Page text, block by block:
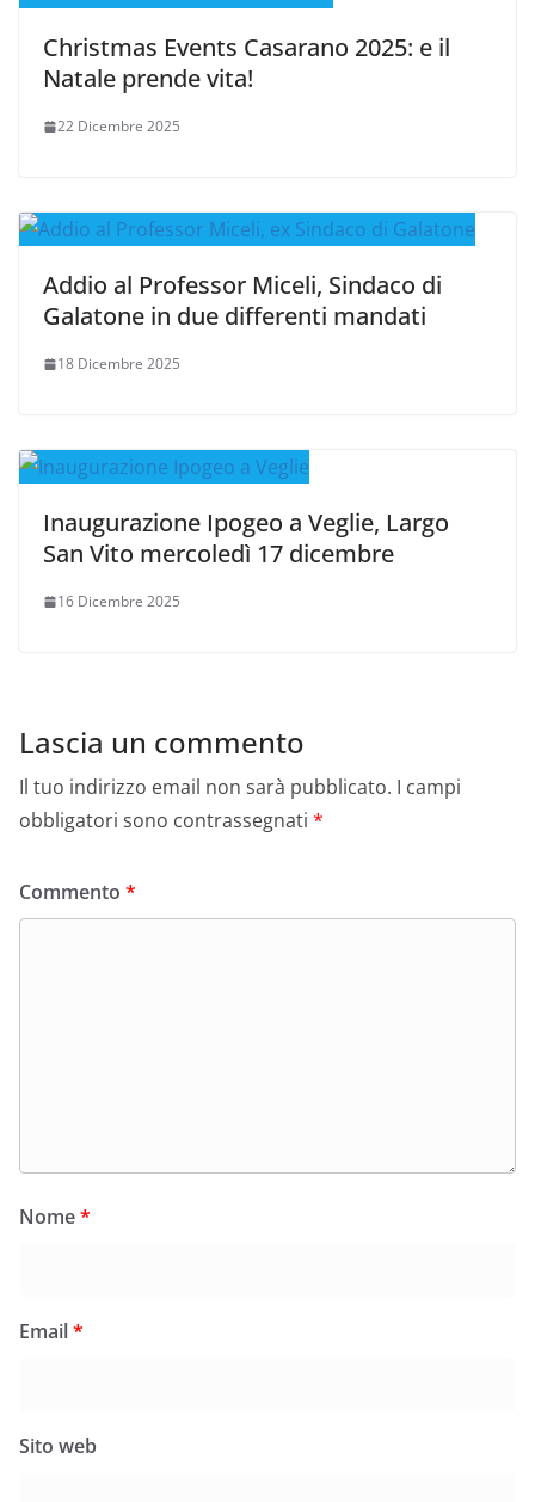
Christmas Events Casarano 2025: e il
Natale prende vita!
22 Dicembre 2025
Addio al Professor Miceli, Sindaco di
Galatone in due differenti mandati
18 Dicembre 2025
Inaugurazione Ipogeo a Veglie, Largo
San Vito mercoledì 17 dicembre
16 Dicembre 2025
Lascia un commento
Il tuo indirizzo email non sarà pubblicato. I campi
obbligatori sono contrassegnati *
Commento *
Nome*
Email*
Sito web